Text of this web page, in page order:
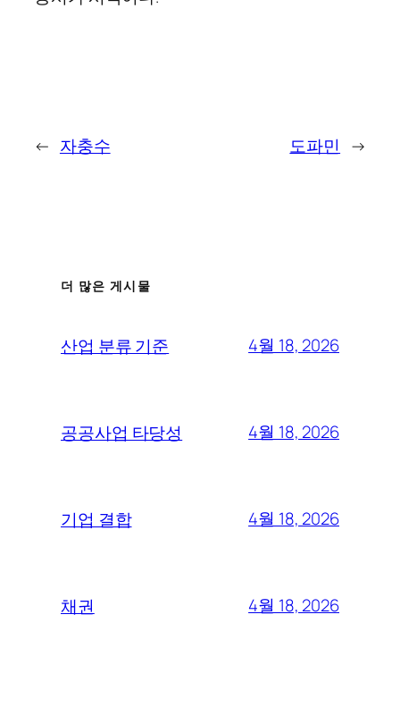
← 자충수 도파민 →
더 많은 게시물
산업 분류 기준 4월 18, 2026
공공사업 타당성 4월 18, 2026
기업 결합 4월 18, 2026
채권 4월 18, 2026